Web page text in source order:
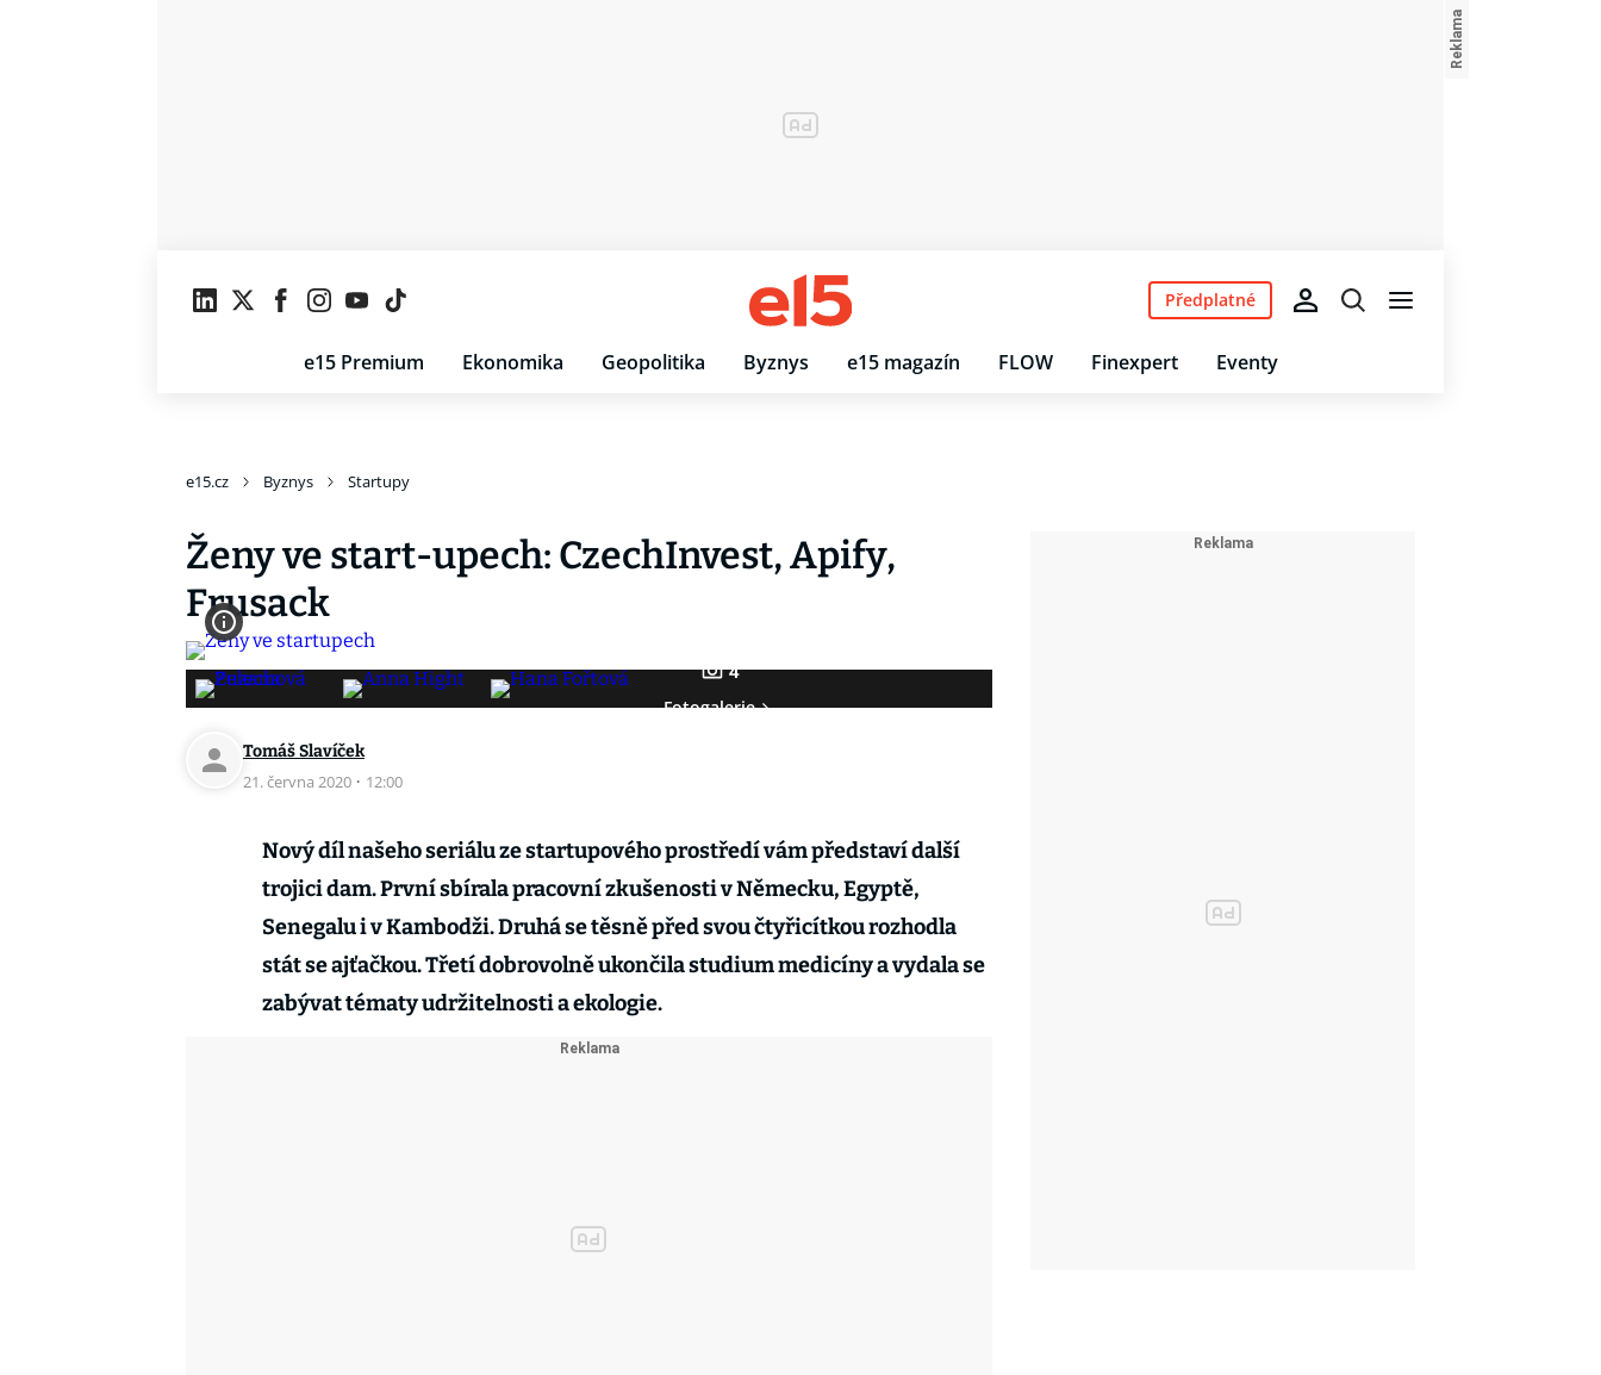
e15 Premium Ekonomika Geopolitika Byznys e15 magazín FLOW Finexpert Eventy
Předplatné
e15.cz Byznys Startupy
Ženy ve start-upech: CzechInvest, Apify,
Frusack
4
Fotogalerie
Tomáš Slavíček
21. června 2020 · 12:00
Nový díl našeho seriálu ze startupového prostředí vám představí další
trojici dam. První sbírala pracovní zkušenosti v Německu, Egyptě,
Senegalu i v Kambodži. Druhá se těsně před svou čtyřicítkou rozhodla
stát se ajťačkou. Třetí dobrovolně ukončila studium medicíny a vydala se
zabývat tématy udržitelnosti a ekologie.